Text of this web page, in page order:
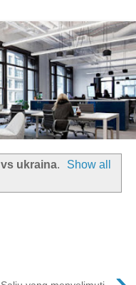
ukraina.
Show all